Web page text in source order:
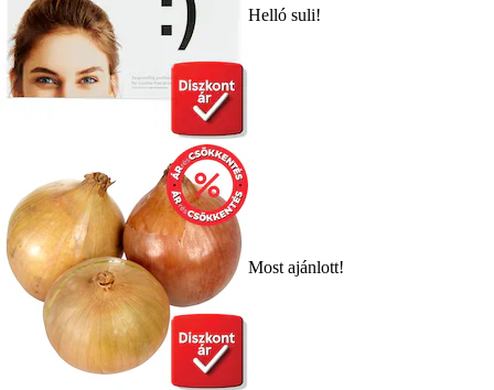
Helló suli!
Most ajánlott!